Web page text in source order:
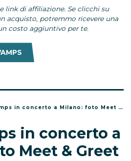
link di affiliazione. Se clicchi su
acquisto, potremmo ricevere una
costo aggiuntivo per te.
in concerto a Milano: foto Meet & Greet
in concerto a
Meet & Greet